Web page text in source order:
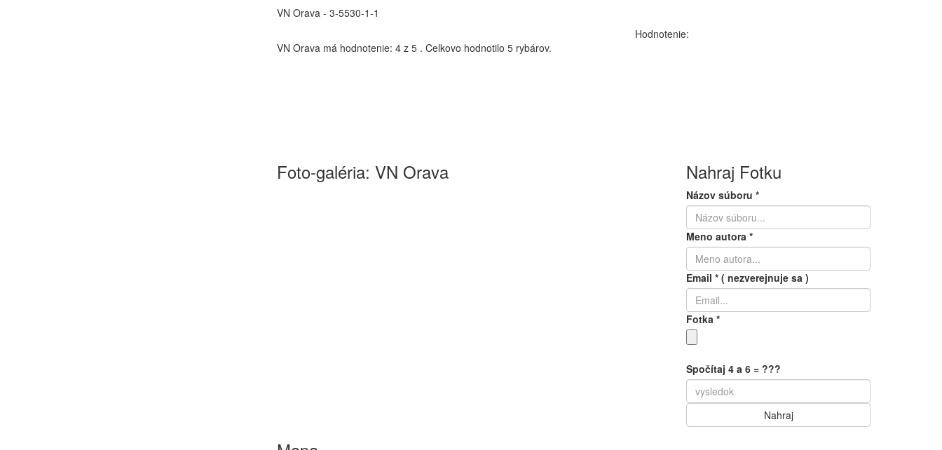
VN Orava - 3-5530-1-1
VN Oravamá hodnotenie: 4z 5. Celkovo hodnotilo 5rybárov.
Hodnotenie:
Foto-galéria: VN Orava Nahraj Fotku
Názov súboru*
Meno autora*
Email* ( nezverejnuje sa )
Fotka*
Spočítaj 4 a 6 = ???